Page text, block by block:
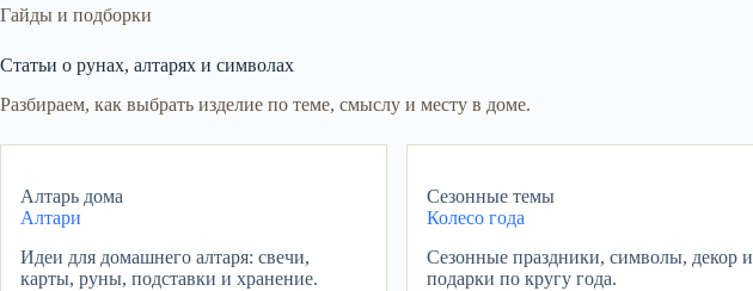
Гайды и подборки
Статьи о рунах, алтарях и символах
Разбираем, как выбрать изделие по теме, смыслу и месту в доме.
Алтарь дома
Алтари
Идеи для домашнего алтаря: свечи,
карты, руны, подставки и хранение.
Сезонные темы
Колесо года
Сезонные праздники, символы, декор и
подарки по кругу года.